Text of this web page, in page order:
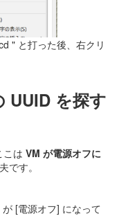
" と打った後、右クリ
UUID を探す
こは VM が電源オフに
です。
[電源オフ] になって